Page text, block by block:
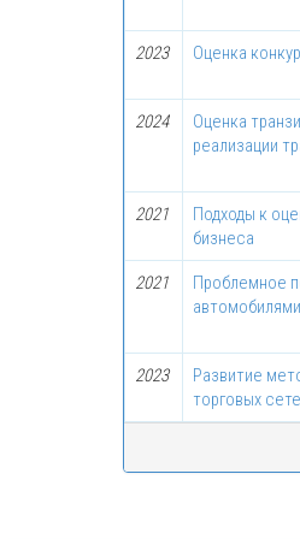
2023 Оценка
2024
Оценка
реализации
2021
Подходы к
бизнеса
2021
Проблемное
2023
Развитие
торговых